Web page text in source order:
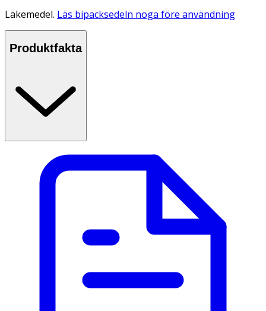
Läkemedel. Läs bipacksedeln noga före användning
Produktfakta